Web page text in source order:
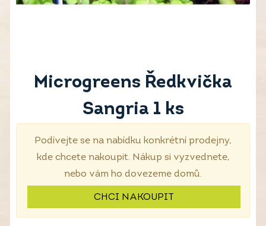
Microgreens Ředkvička
Sangria 1 ks
Podívejte se na nabídku konkrétní prodejny,
kde chcete nakoupit. Nákup si vyzvednete,
nebo vám ho dovezeme domů.
CHCI NAKOUPIT